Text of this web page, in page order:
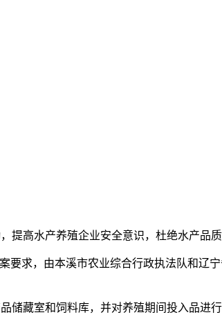
高水产养殖企业安全意识，杜绝水产品质
求，由本溪市农业综合行政执法队和辽
藏室和饲料库，并对养殖期间投入品进